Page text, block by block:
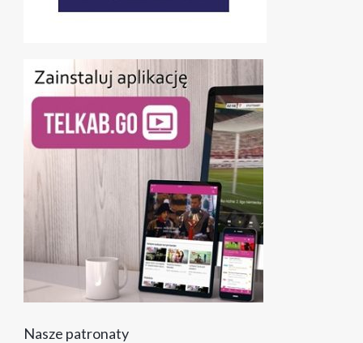
Nasze patronaty